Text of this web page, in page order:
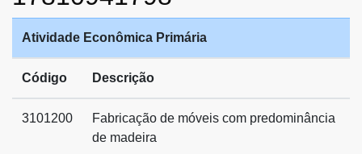
Atividade Econômica Primária
Código Descrição
3101200
Fabricação de móveis com predominância
de madeira